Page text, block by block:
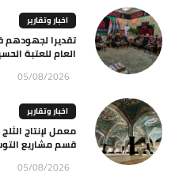
اخبار وتقارير
تقديرا لجهودهم
العام للعتبة
05/08/2026
اخبار وتقارير
معمل لإنتاج
قسم مشاريع
05/08/2026